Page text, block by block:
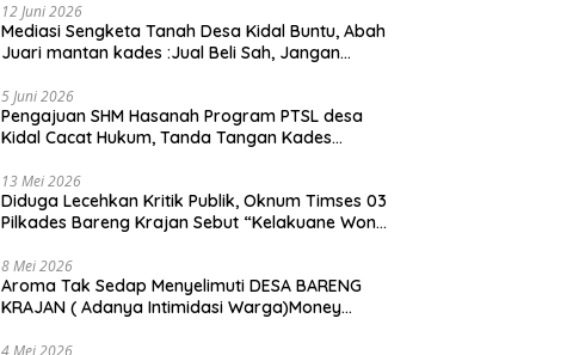
12 Juni 2026
Mediasi Sengketa Tanah Desa Kidal Buntu, Abah
Juari mantan kades :Jual Beli Sah, Jangan
Membatalkan Hak Warga.
5 Juni 2026
Pengajuan SHM Hasanah Program PTSL desa
Kidal Cacat Hukum, Tanda Tangan Kades
13 Mei 2026
Diduga Lecehkan Kritik Publik, Oknum Timses 03
Pilkades Bareng Krajan Sebut “Kelakuane Wong
8 Mei 2026
Aroma Tak Sedap Menyelimuti DESA BARENG
KRAJAN ( Adanya Intimidasi Warga)Money
4 Mei 2026